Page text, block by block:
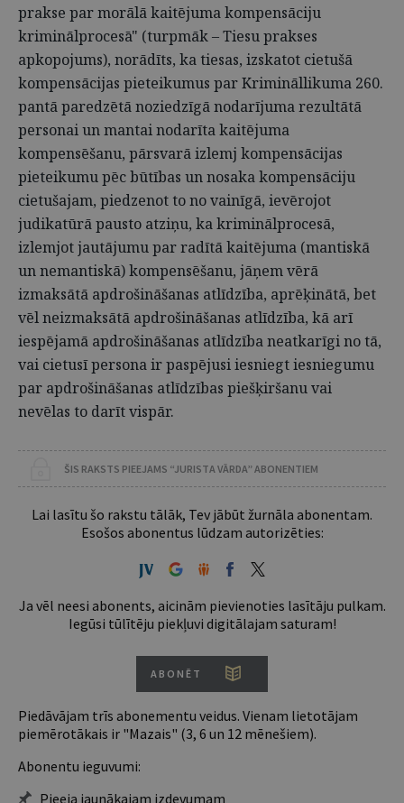
prakse par morālā kaitējuma kompensāciju
kriminālprocesā" (turpmāk – Tiesu prakses
apkopojums), norādīts, ka tiesas, izskatot cietušā
kompensācijas pieteikumus par Krimināllikuma 260.
pantā paredzētā noziedzīgā nodarījuma rezultātā
personai un mantai nodarīta kaitējuma
kompensēšanu, pārsvarā izlemj kompensācijas
pieteikumu pēc būtības un nosaka kompensāciju
cietušajam, piedzenot to no vainīgā, ievērojot
judikatūrā pausto atziņu, ka kriminālprocesā,
izlemjot jautājumu par radītā kaitējuma (mantiskā
un nemantiskā) kompensēšanu, jāņem vērā
izmaksātā apdrošināšanas atlīdzība, aprēķinātā, bet
vēl neizmaksātā apdrošināšanas atlīdzība, kā arī
iespējamā apdrošināšanas atlīdzība neatkarīgi no tā,
vai cietusī persona ir paspējusi iesniegt iesniegumu
par apdrošināšanas atlīdzības piešķiršanu vai
nevēlas to darīt vispār.
ŠIS RAKSTS PIEEJAMS “JURISTA VĀRDA” ABONENTIEM
Lai lasītu šo rakstu tālāk, Tev jābūt žurnāla abonentam.
Esošos abonentus lūdzam autorizēties:
Ja vēl neesi abonents, aicinām pievienoties lasītāju pulkam.
Iegūsi tūlītēju piekļuvi digitālajam saturam!
ABONĒT
Piedāvājam trīs abonementu veidus. Vienam lietotājam
piemērotākais ir "Mazais" (3, 6 un 12 mēnešiem).
Abonentu ieguvumi:
Pieeja jaunākajam izdevumam